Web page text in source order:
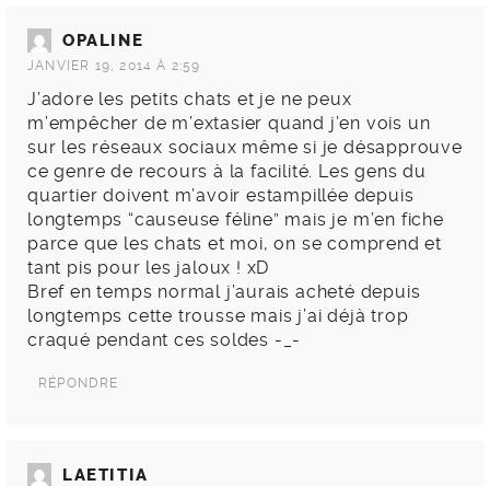
OPALINE
JANVIER 19, 2014 À 2:59
J’adore les petits chats et je ne peux
m’empêcher de m’extasier quand j’en vois un
sur les réseaux sociaux même si je désapprouve
ce genre de recours à la facilité. Les gens du
quartier doivent m’avoir estampillée depuis
longtemps “causeuse féline” mais je m’en fiche
parce que les chats et moi, on se comprend et
tant pis pour les jaloux ! xD
Bref en temps normal j’aurais acheté depuis
longtemps cette trousse mais j’ai déjà trop
craqué pendant ces soldes -_-
RÉPONDRE
LAETITIA